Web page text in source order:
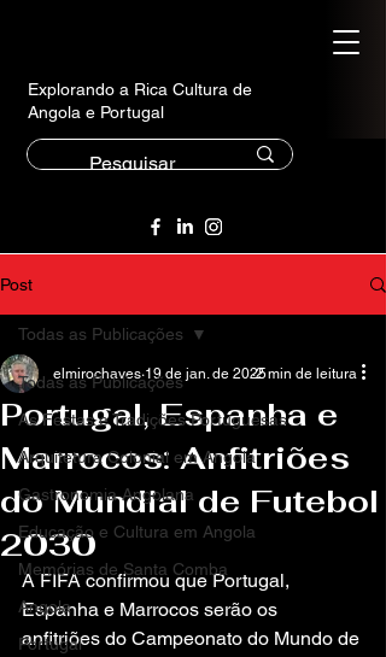
Explorando a Rica Cultura de
Angola e Portugal
Post
Todas as Publicações
As Festas e Tradições Portuguesas
Arquitetura Colonial em Angola
Gastronomia Angolana
Educação e Cultura em Angola
Memórias de Santa Comba
Angola
Portugal
Todas as Publicações
Portugal, Espanha e
Marrocos: Anfitriões
do Mundial de Futebol
2030
elmirochaves 19 de jan. de 20252 min de leitura
A FIFA confirmou que Portugal,
Espanha e Marrocos serão os
anfitriões do Campeonato do Mundo de